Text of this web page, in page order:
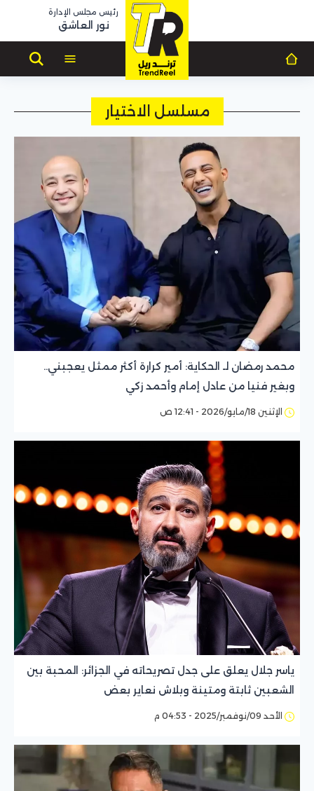
رئيس مجلس الإدارة
نور العاشق
مسلسل الاختيار
محمد رمضان لـ الحكاية: أمير كرارة أكثر ممثل يعجبني..
وبغير فنيا من عادل إمام وأحمد زكي
الإثنين 18/مايو/2026 - 12:41 ص
ياسر جلال يعلق على جدل تصريحاته في الجزائر: المحبة بين
الشعبين ثابتة ومتينة وبلاش نعاير بعض
الأحد 09/نوفمبر/2025 - 04:53 م